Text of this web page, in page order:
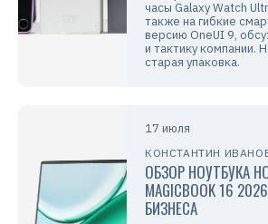
часы Galaxy Watch
также на гибкие
версию OneUI 9,
и тактику компании.
старая упаковка.
17 июля
КОНСТАНТИН
ОБЗОР НОУТБУКА
MAGICBOOK 16
БИЗНЕСА